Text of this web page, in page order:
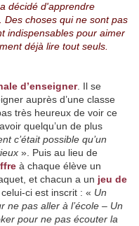
décidé d'apprendre
choses qui ne sont pas
indispensables pour aimer
déjà lire tout seuls.
d’enseigner. Il se
auprès d’une classe
très heureux de voir ce
quelqu’un de plus
c’était possible qu’un
». Puis au lieu de
à chaque élève un
et chacun a un jeu de
ci est inscrit : « Un
ne pas aller à l’école – Un
pour ne pas écouter la